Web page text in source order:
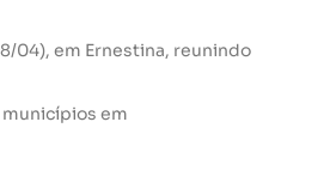
04), em Ernestina, reunindo
em